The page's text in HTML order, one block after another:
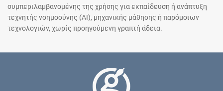
συμπεριλαμβανομένης της χρήσης για εκπαίδευση ή ανάπτυξη
τεχνητής νοημοσύνης (AI), μηχανικής μάθησης ή παρόμοιων
τεχνολογιών, χωρίς προηγούμενη γραπτή άδεια.